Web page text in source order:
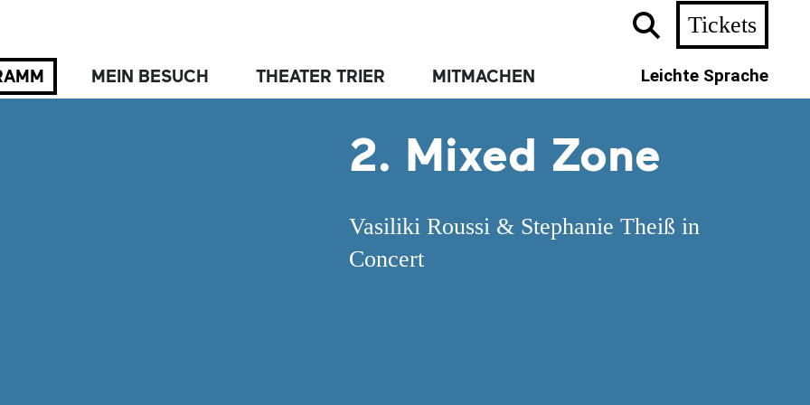
MEIN BESUCH THEATER TRIER MITMACHEN
Tickets
Leichte Sprache
2. Mixed Zone
Vasiliki Roussi & Stephanie Theiß in
Concert